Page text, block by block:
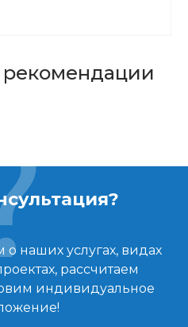
наших услугах, видах
рассчитаем
индивидуальное